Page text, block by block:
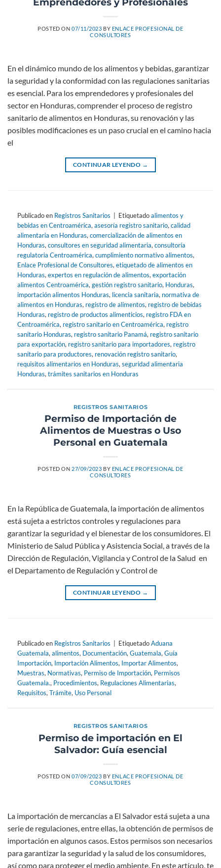
POSTED ON 07/11/2023 BY ENLACE PROFESIONAL DE
CONSULTORES
En el dinámico mundo de los alimentos y bebidas, garantizar
la seguridad y la conformidad con las regulaciones sanitarias
es esencial. Para los emprendedores y profesionales del
sector en Honduras, comprender el proceso de registro
sanitario de alimentos en Honduras, su renovación y las
posibles modificaciones es un paso crucial en el camino hacia
el
CONTINUAR LEYENDO →
Publicado en Registros Sanitarios | Etiquetadoalimentos y
bebidas en Centroamérica, asesoría registro sanitario, calidad
alimentaria en Honduras, comercialización de alimentos en
Honduras, consultores en seguridad alimentaria, consultoría
regulatoria Centroamérica, cumplimiento normativo alimentos,
Enlace Profesional de Consultores, etiquetado de alimentos en
Honduras, expertos en regulación de alimentos, exportación
alimentos Centroamérica, gestión registro sanitario, Honduras,
importación alimentos Honduras, licencia sanitaria, normativa de
alimentos en Honduras, registro de alimentos, registro de bebidas
Honduras, registro de productos alimenticios, registro FDA en
Centroamérica, registro sanitario en Centroamérica, registro
sanitario Honduras, registro sanitario Panamá, registro sanitario
para exportación, registro sanitario para importadores, registro
sanitario para productores, renovación registro sanitario,
requisitos alimentarios en Honduras, seguridad alimentaria
Honduras, trámites sanitarios en Honduras
REGISTROS SANITARIOS
Permiso de Importación de
Alimentos de Muestras o Uso
Personal en Guatemala
POSTED ON 27/09/2023 BY ENLACE PROFESIONAL DE
CONSULTORES
En la República de Guatemala, la importación de alimentos
está sujeta a estrictos controles y regulaciones para
garantizar la seguridad y el bienestar de los consumidores. El
Ministerio de Salud Pública y Asistencia Social, a través de la
Dirección de Regulación, Vigilancia y Control de la Salud en
el Departamento de Regulación y Control de
CONTINUAR LEYENDO →
Publicado en Registros Sanitarios EtiquetadoAduana
Guatemala, alimentos, Documentación, Guatemala, Guía
Importación, Importación Alimentos, Importar Alimentos,
Muestras, Normativas, Permiso de Importación, Permisos
Guatemala., Procedimientos, Regulaciones Alimentarias,
Requisitos, Trámite, Uso Personal
REGISTROS SANITARIOS
Permiso de importación en El
Salvador: Guía esencial
POSTED ON 07/09/2023 BY ENLACE PROFESIONAL DE
CONSULTORES
La importación de mercancías a El Salvador está sujeta a una
serie de regulaciones, entre ellas, la obtención de permisos de
importación en algunos casos. Estos permisos son necesarios
para garantizar la seguridad y la salud de los consumidores,
así como para proteger el medio ambiente. En este artículo, te